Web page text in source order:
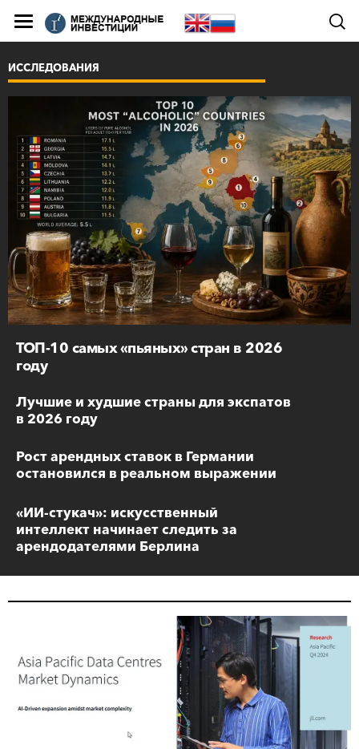
ТОП-10 самых «пьяных» стран в 2026
году
ИССЛЕДОВАНИЯ
Лучшие и худшие страны для экспатов
в 2026 году
Рост арендных ставок в Германии
остановился в реальном выражении
«ИИ-стукач»: искусственный
интеллект начинает следить за
арендодателями Берлина